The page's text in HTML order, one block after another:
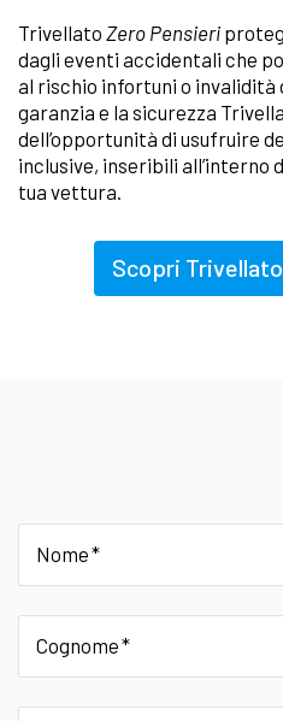
Trivellato Zero Pensieri
dagli eventi accidentali che
al rischio infortuni o invalidità
garanzia e la sicurezza
dell’opportunità di usufruire
inclusive, inseribili all’interno
tua vettura.
Scopri
Nome
Cognome